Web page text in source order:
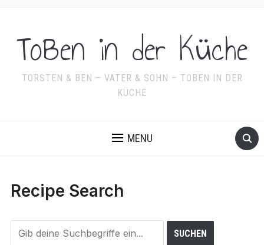
ToBen in der Küche
TORSTEN & BEN – VATER & SOHN – TOBEN IN DER
KÜCHE
MENU
Recipe Search